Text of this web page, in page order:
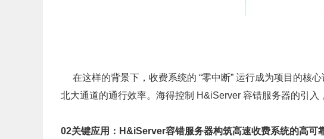
在这样的背景下，收费系统的 “零中断” 运行成为项目的核
北大通道的通行效率。海得控制 H&iServer 容错服务器的引入
02关键应用：H&iServer容错服务器构筑高速收费系统的高可